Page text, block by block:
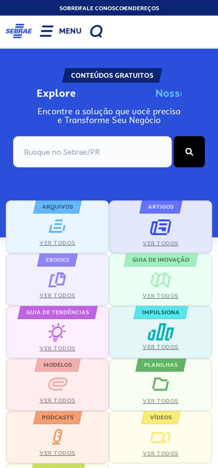
SOBREFALE CONOSCOENDEREÇOS
MENU
CONTEÚDOS GRATUITOS
Explore Nosso
Encontre a solução que você precisa
e Transforme Seu Negócio
ARQUIVOS
VER TODOS
ARTIGOS
VER TODOS
EBOOKS
VER TODOS
GUIA DE INOVAÇÃO
VER TODOS
GUIA DE TENDÊNCIAS
VER TODOS
IMPULSIONA
VER TODOS
MODELOS
VER TODOS
PLANILHAS
VER TODOS
PODCASTS
VER TODOS
VÍDEOS
VER TODOS